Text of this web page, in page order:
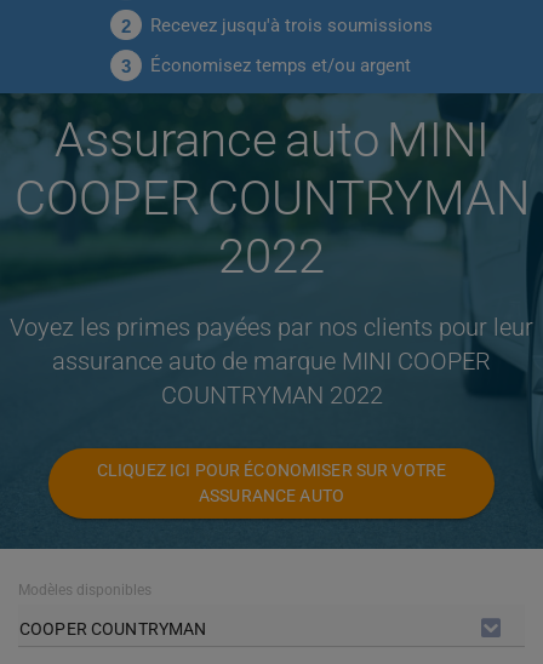
2 Recevez jusqu'à trois soumissions
3 Économisez temps et/ou argent
Assurance auto MINI
COOPER COUNTRYMAN
2022
Voyez les primes payées par nos clients pour leur
assurance auto de marque MINI COOPER
COUNTRYMAN 2022
CLIQUEZ ICI POUR ÉCONOMISER SUR VOTRE
ASSURANCE AUTO
Modèles disponibles
COOPER COUNTRYMAN